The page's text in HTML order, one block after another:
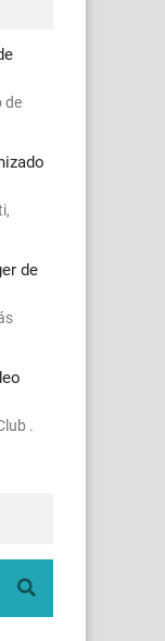
de
de
.